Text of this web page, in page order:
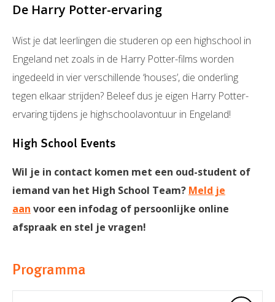
De Harry Potter-ervaring
Wist je dat leerlingen die studeren op een highschool in
Engeland net zoals in de Harry Potter-films worden
ingedeeld in vier verschillende ‘houses’, die onderling
tegen elkaar strijden? Beleef dus je eigen Harry Potter-
ervaring tijdens je highschoolavontuur in Engeland!
High School Events
Wil je in contact komen met een oud-student of
iemand van het High School Team? Meld je
aan voor een infodag of persoonlijke online
afspraak en stel je vragen!
Programma